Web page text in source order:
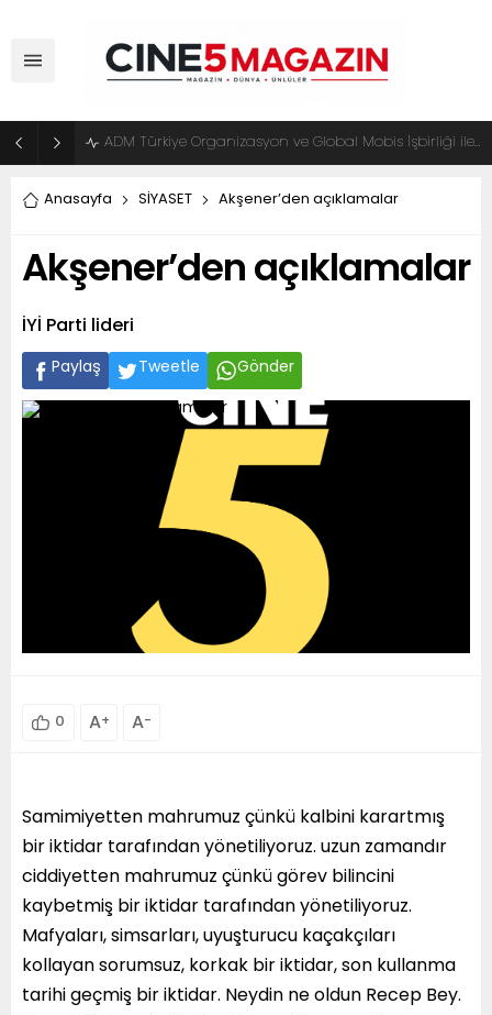
ADM Türkiye Organizasyon ve Global Mobis İşbirliği ile Halka Açık Motosiklet Festivali
Anasayfa SİYASET Akşener’den açıklamalar
Akşener’den açıklamalar
İYİ Parti lideri
Paylaş Tweetle Gönder
0 A+ A-
Samimiyetten mahrumuz çünkü kalbini karartmış
bir iktidar tarafından yönetiliyoruz. uzun zamandır
ciddiyetten mahrumuz çünkü görev bilincini
kaybetmiş bir iktidar tarafından yönetiliyoruz.
Mafyaları, simsarları, uyuşturucu kaçakçıları
kollayan sorumsuz, korkak bir iktidar, son kullanma
tarihi geçmiş bir iktidar. Neydin ne oldun Recep Bey.